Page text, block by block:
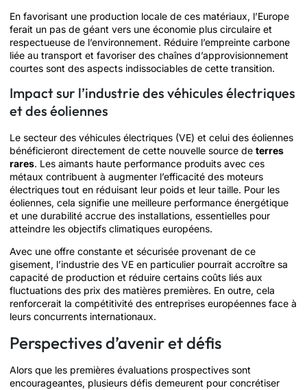
En favorisant une production locale de ces matériaux, l’Europe
ferait un pas de géant vers une économie plus circulaire et
respectueuse de l’environnement. Réduire l’empreinte carbone
liée au transport et favoriser des chaînes d’approvisionnement
courtes sont des aspects indissociables de cette transition.
Impact sur l’industrie des véhicules électriques
et des éoliennes
Le secteur des véhicules électriques (VE) et celui des éoliennes
bénéficieront directement de cette nouvelle source de terres
rares. Les aimants haute performance produits avec ces
métaux contribuent à augmenter l’efficacité des moteurs
électriques tout en réduisant leur poids et leur taille. Pour les
éoliennes, cela signifie une meilleure performance énergétique
et une durabilité accrue des installations, essentielles pour
atteindre les objectifs climatiques européens.
Avec une offre constante et sécurisée provenant de ce
gisement, l’industrie des VE en particulier pourrait accroître sa
capacité de production et réduire certains coûts liés aux
fluctuations des prix des matières premières. En outre, cela
renforcerait la compétitivité des entreprises européennes face à
leurs concurrents internationaux.
Perspectives d’avenir et défis
Alors que les premières évaluations prospectives sont
encourageantes, plusieurs défis demeurent pour concrétiser